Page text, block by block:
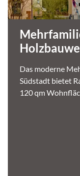
Das moderne
Südstadt bietet
120 qm